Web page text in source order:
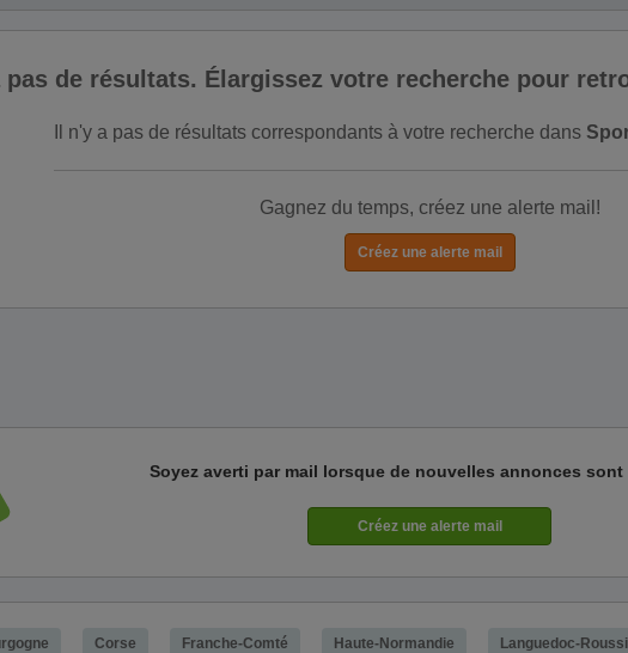
pas de résultats. Élargissez votre recherche pour
Il n'y a pas de résultats correspondants à votre recherche dans
Gagnez du temps, créez une alerte mail!
Soyez averti par mail lorsque de nouvelles annonces
Corse Franche-Comté Haute-Normandie Languedoc-